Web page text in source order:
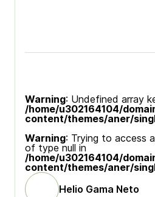
Warning: Undefined array
/home/u302164104/
content/themes/aner/
Warning: Trying to access
of type null in
/home/u302164104/
content/themes/aner/
Helio Gama Neto